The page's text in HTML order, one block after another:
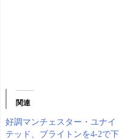
関連
好調マンチェスター・ユナイ
テッド、ブライトンを4-2で下